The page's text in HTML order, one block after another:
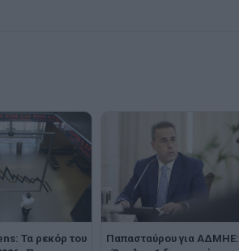
Τα ρεκόρ του
Παπασταύρου για ΑΔΜΗΕ: